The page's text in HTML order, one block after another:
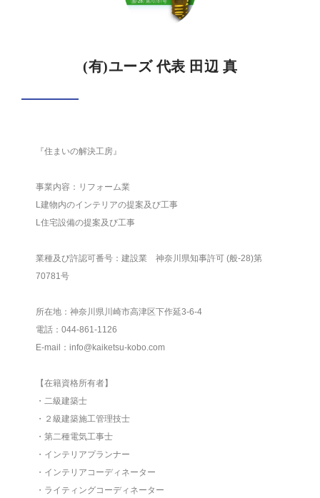
(有)ユーズ 代表 田辺 真
『住まいの解決工房』
事業内容：リフォーム業
L建物内のインテリアの提案及び工事
L住宅設備の提案及び工事
業種及び許認可番号：建設業 神奈川県知事許可 (般-28)第
70781号
所在地：神奈川県川崎市高津区下作延3-6-4
電話：044-861-1126
E-mail：info@kaiketsu-kobo.com
【在籍資格所有者】
・二級建築士
・２級建築施工管理技士
・第二種電気工事士
・インテリアプランナー
・インテリアコーディネーター
・ライティングコーディネーター